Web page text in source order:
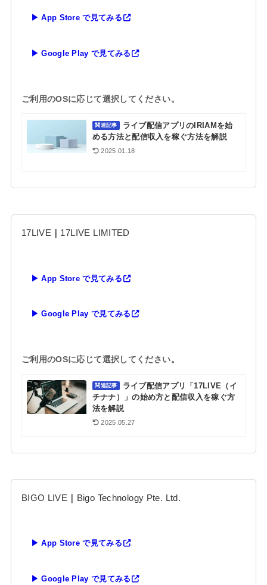
▶ App Store で見てみる
▶ Google Play で見てみる
ご利用のOSに応じて選択してください。
関連記事
ライブ配信アプリのIRIAMを始
める方法と配信収入を稼ぐ方法を解説
2025.01.18
17LIVE 17LIVE LIMITED
▶ App Store で見てみる
▶ Google Play で見てみる
ご利用のOSに応じて選択してください。
関連記事
ライブ配信アプリ「17LIVE（イ
チナナ）」の始め方と配信収入を稼ぐ方
法を解説
2025.05.27
BIGO LIVE ｜ Bigo Technology Pte. Ltd.
▶ App Store で見てみる
▶ Google Play で見てみる